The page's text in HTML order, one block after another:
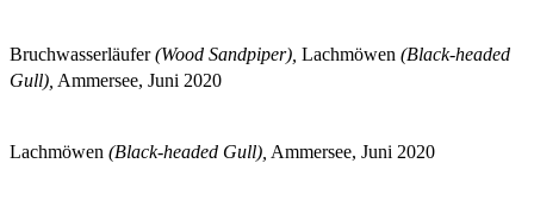
Bruchwasserläufer(Wood Sandpiper), Lachmöwen (Black-headed
Gull), Ammersee, Juni 2020
Lachmöwen (Black-headed Gull), Ammersee, Juni 2020